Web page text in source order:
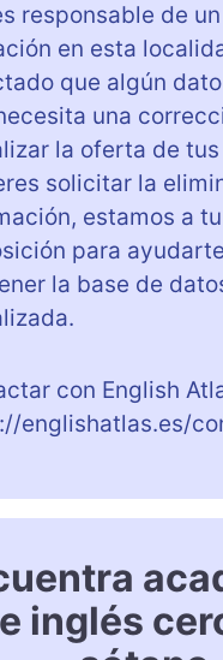
responsable de
en esta
que algún
una
la oferta de
solicitar la
estamos a tu
para
la base de
con English
englishatlas.es/
inglés